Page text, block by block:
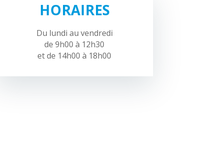
HORAIRES
Du lundi au vendredi
de 9h00 à 12h30
et de 14h00 à 18h00